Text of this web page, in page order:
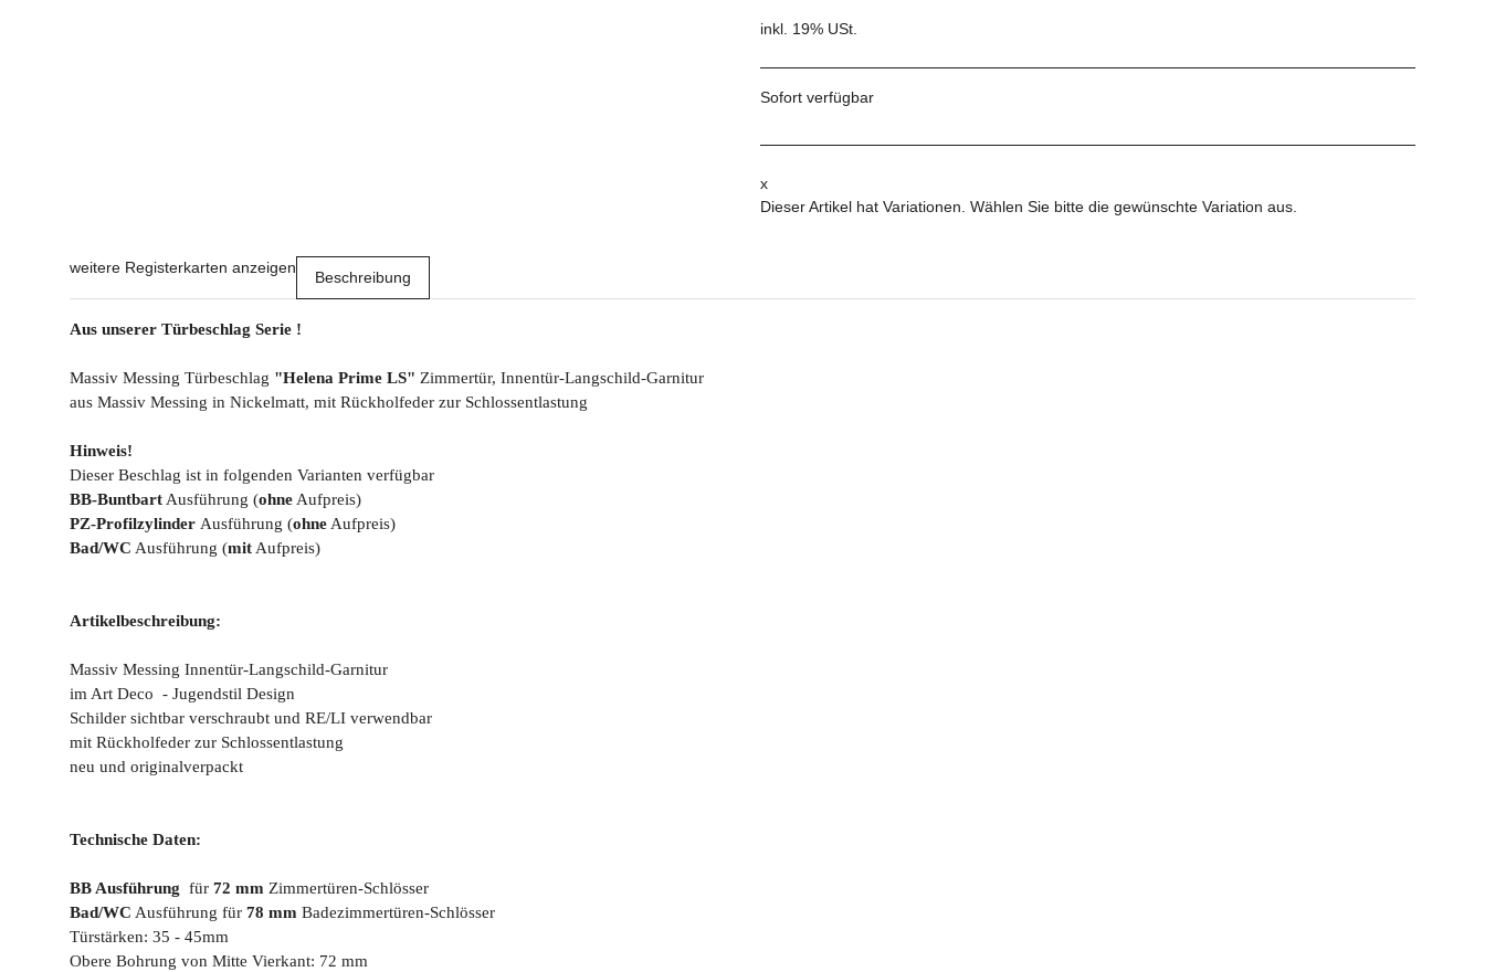
inkl. 19% USt.
Sofort verfügbar
x
Dieser Artikel hat Variationen. Wählen Sie bitte die gewünschte Variation aus.
weitere Registerkarten anzeigen
Beschreibung
Aus unserer Türbeschlag Serie !
Massiv Messing Türbeschlag "Helena Prime LS" Zimmertür, Innentür-Langschild-Garnitur
aus Massiv Messing in Nickelmatt, mit Rückholfeder zur Schlossentlastung
Hinweis!
Dieser Beschlag ist in folgenden Varianten verfügbar
BB-BuntbartAusführung (ohneAufpreis)
PZ-Profilzylinder Ausführung (ohneAufpreis)
Bad/WC Ausführung (mitAufpreis)
Artikelbeschreibung:
Massiv Messing Innentür-Langschild-Garnitur
im Art Deco - Jugendstil Design
Schilder sichtbar verschraubt und RE/LI verwendbar
mit Rückholfeder zur Schlossentlastung
neu und originalverpackt
Technische Daten:
BB Ausführung für 72 mm Zimmertüren-Schlösser
Bad/WC Ausführung für 78 mm Badezimmertüren-Schlösser
Türstärken: 35 - 45mm
Obere Bohrung von Mitte Vierkant: 72 mm